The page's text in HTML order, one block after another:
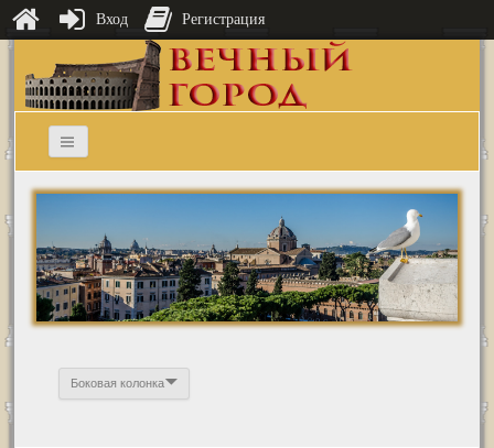
Боковая колонка
Вход Регистрация